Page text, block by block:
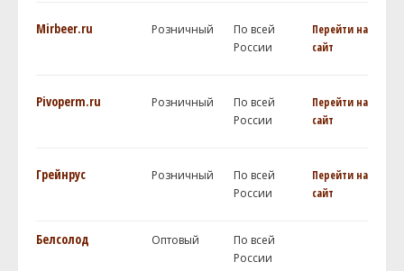
Mirbeer.ru Розничный
По всей
России
Перейти на
сайт
Pivoperm.ru Розничный
По всей
России
Перейти на
сайт
Грейнрус Розничный
По всей
России
Перейти на
сайт
Белсолод Оптовый
По всей
России